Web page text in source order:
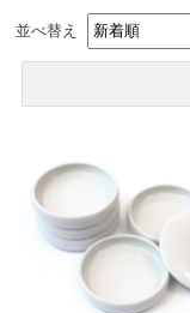
並べ替え